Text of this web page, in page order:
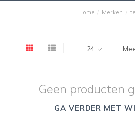
Home / Merken /
Geen producten
GA VERDER MET